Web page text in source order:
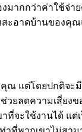
กกว่าค่าใช้จ่า
ะอาดบ้านของคุ
ณ แต่โดยปกติจะ
วยลดความเสี่ย
ที่จะใช้งานได้ แ